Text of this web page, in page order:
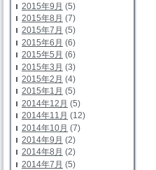
2015年9月 (5)
2015年8月 (7)
2015年7月 (5)
2015年6月 (6)
2015年5月 (6)
2015年3月 (3)
2015年2月 (4)
2015年1月 (5)
2014年12月 (5)
2014年11月 (12)
2014年10月 (7)
2014年9月 (2)
2014年8月 (2)
2014年7月 (5)